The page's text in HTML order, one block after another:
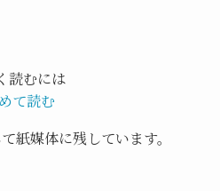
読むには
て読む
紙媒体に残しています。